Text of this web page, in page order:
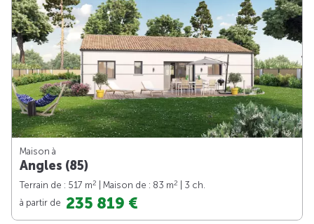
Maison à
Angles (85)
Terrain de : 517 m2 | Maison de : 83 m2
| 3 ch.
à partir de 235 819 €